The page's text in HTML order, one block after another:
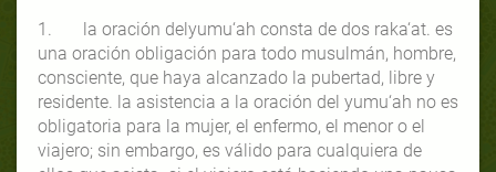
1. la oración delyumu‘ah consta de dos raka‘at. es
una oración obligación para todo musulmán, hombre,
consciente, que haya alcanzado la pubertad, libre y
residente. la asistencia a la oración del yumu‘ah no es
obligatoria para la mujer, el enfermo, el menor o el
viajero; sin embargo, es válido para cualquiera de